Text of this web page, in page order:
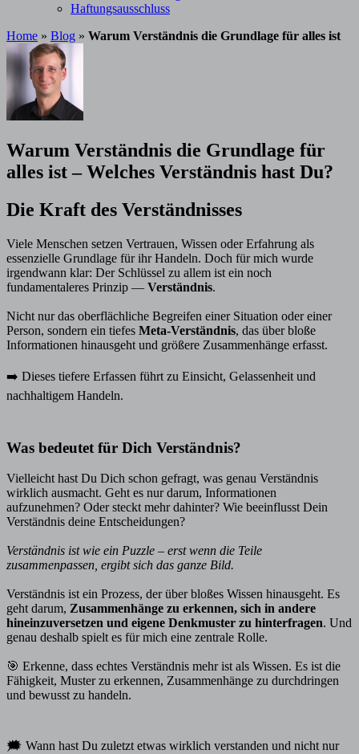
Haftungsausschluss
Home » Blog » Warum Verständnis die Grundlage für alles ist
Warum Verständnis die Grundlage für
alles ist – Welches Verständnis hast Du?
Die Kraft des Verständnisses
Viele Menschen setzen Vertrauen, Wissen oder Erfahrung als
essenzielle Grundlage für ihr Handeln. Doch für mich wurde
irgendwann klar: Der Schlüssel zu allem ist ein noch
fundamentaleres Prinzip — Verständnis.
Nicht nur das oberflächliche Begreifen einer Situation oder einer
Person, sondern ein tiefes Meta-Verständnis, das über bloße
Informationen hinausgeht und größere Zusammenhänge erfasst.
➡️ Dieses tiefere Erfassen führt zu Einsicht, Gelassenheit und
nachhaltigem Handeln.
Was bedeutet für Dich Verständnis?
Vielleicht hast Du Dich schon gefragt, was genau Verständnis
wirklich ausmacht. Geht es nur darum, Informationen
aufzunehmen? Oder steckt mehr dahinter? Wie beeinflusst Dein
Verständnis deine Entscheidungen?
Verständnis ist wie ein Puzzle – erst wenn die Teile
zusammenpassen, ergibt sich das ganze Bild.
Verständnis ist ein Prozess, der über bloßes Wissen hinausgeht. Es
geht darum, Zusammenhänge zu erkennen, sich in andere
hineinzuversetzen und eigene Denkmuster zu hinterfragen. Und
genau deshalb spielt es für mich eine zentrale Rolle.
🎯 Erkenne, dass echtes Verständnis mehr ist als Wissen. Es ist die
Fähigkeit, Muster zu erkennen, Zusammenhänge zu durchdringen
und bewusst zu handeln.
🗯️ Wann hast Du zuletzt etwas wirklich verstanden und nicht nur